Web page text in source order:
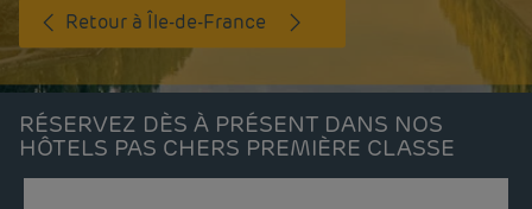
Retour à Île-de-France
RÉSERVEZ DÈS À PRÉSENT DANS NOS
HÔTELS PAS CHERS PREMIÈRE CLASSE